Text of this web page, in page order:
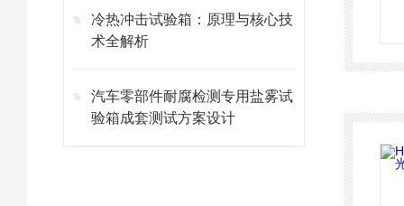
冷热冲击试验箱：原理与核心技
术全解析
汽车零部件耐腐检测专用盐雾试
验箱成套测试方案设计